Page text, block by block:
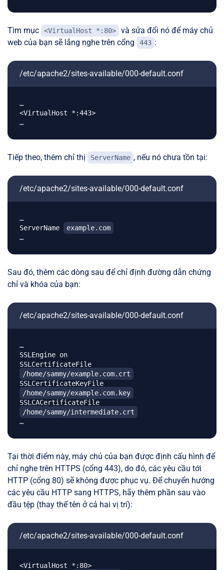
Tìm mục <VirtualHost *:80>
và sửa đổi nó để máy chủ
web của bạn sẽ lắng nghe trên cổng
443 :
/etc/apache2/sites-available/000-default.conf
…
<VirtualHost *:443>
Tiếp theo, thêm chỉ thị ServerName , nếu nó chưa tồn tại:
/etc/apache2/sites-available/000-default.conf
…
ServerName
example.com
Sau đó, thêm các dòng sau để chỉ định đường dẫn chứng
chỉ và khóa của bạn:
/etc/apache2/sites-available/000-default.conf
…
SSLEngine on
SSLCertificateFile
/home/sammy/example.com.crt
SSLCertificateKeyFile
/home/sammy/example.com.key
SSLCACertificateFile
/home/sammy/intermediate.crt
Tại thời điểm này, máy chủ của bạn được định cấu hình để
chỉ nghe trên HTTPS (cổng 443), do đó, các yêu cầu tới
HTTP (cổng 80) sẽ không được phục vụ. Để chuyển hướng
các yêu cầu HTTP sang HTTPS, hãy thêm phần sau vào
đầu tệp (thay thế tên ở cả hai vị trí):
/etc/apache2/sites-available/000-default.conf
<VirtualHost *:80>